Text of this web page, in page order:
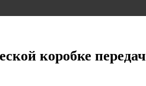
коробке передач